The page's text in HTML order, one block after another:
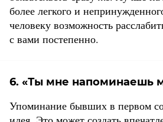
более легкого и
человеку возможность
с вами постепенно.
6. «Ты мне напоминаешь
Упоминание бывших в первом